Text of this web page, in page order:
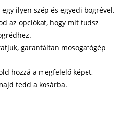
ilyen szép és egyedi bögrével.
az opciókat, hogy mit tudsz
garantáltan mosogatógép
hozzá a megfelelő képet,
tedd a kosárba.